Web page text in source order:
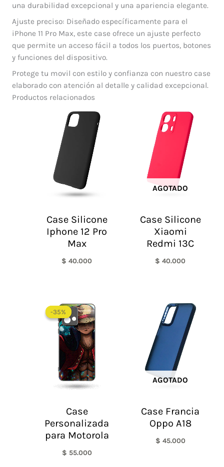
una durabilidad excepcional y una apariencia elegante.
Ajuste preciso: Diseñado específicamente para el
iPhone 11 Pro Max, este case ofrece un ajuste perfecto
que permite un acceso fácil a todos los puertos, botones
y funciones del dispositivo.
Protege tu movil con estilo y confianza con nuestro case
elaborado con atención al detalle y calidad excepcional.
Productos relacionados
Case Silicone
Iphone 12 Pro
Max
$ 40.000
AGOTADO
Case Silicone
Xiaomi
Redmi 13C
$ 40.000
-35%
-35%
Case
Personalizada
para Motorola
$ 55.000
AGOTADO
Case Francia
Oppo A18
$ 45.000